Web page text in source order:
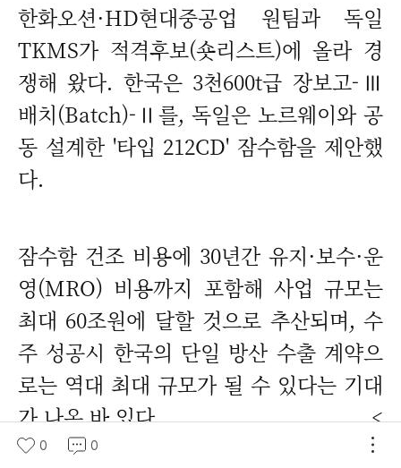
한화오션·HD현대중공업 원팀과 독일
TKMS가 적격후보(숏리스트)에 올라 경
쟁해 왔다. 한국은 3천600t급 장보고-Ⅲ
배치(Batch)-Ⅱ를, 독일은 노르웨이와 공
동 설계한 '타입 212CD' 잠수함을 제안했
다.
잠수함 건조 비용에 30년간 유지·보수·운
영(MRO) 비용까지 포함해 사업 규모는
최대 60조원에 달할 것으로 추산되며, 수
주 성공시 한국의 단일 방산 수출 계약으
로는 역대 최대 규모가 될 수 있다는 기대
가 나온 바 있다.<
김효정 기자 >
0 0